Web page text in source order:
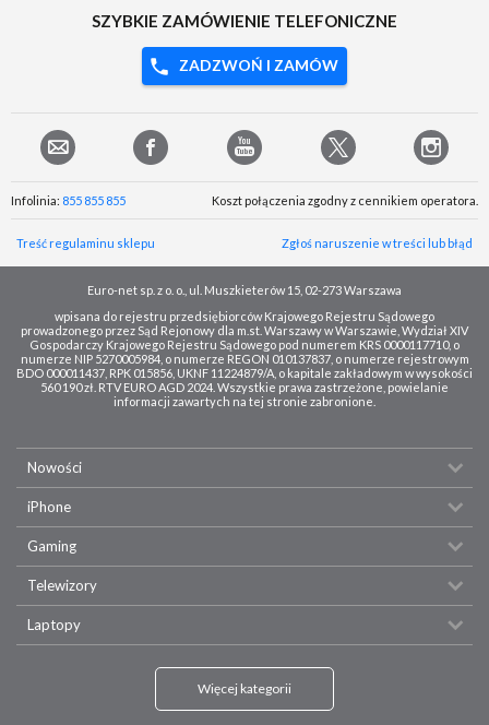
SZYBKIE ZAMÓWIENIE TELEFONICZNE
ZADZWOŃ I ZAMÓW
Infolinia: 855 855 855 Koszt połączenia zgodny z cennikiem operatora.
Treść regulaminu sklepu Zgłoś naruszenie w treści lub błąd
Euro-net sp. z o. o., ul. Muszkieterów 15, 02-273 Warszawa
wpisana do rejestru przedsiębiorców Krajowego Rejestru Sądowego
prowadzonego przez Sąd Rejonowy dla m.st. Warszawy w Warszawie, Wydział XIV
Gospodarczy Krajowego Rejestru Sądowego pod numerem KRS 0000117710, o
numerze NIP 5270005984, o numerze REGON 010137837, o numerze rejestrowym
BDO 000011437, RPK 015856, UKNF 11224879/A, o kapitale zakładowym w wysokości
560 190 zł. RTV EURO AGD 2024. Wszystkie prawa zastrzeżone, powielanie
informacji zawartych na tej stronie zabronione.
Nowości
iPhone
Gaming
Telewizory
Laptopy
Więcej kategorii